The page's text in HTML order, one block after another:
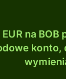
na
konto,